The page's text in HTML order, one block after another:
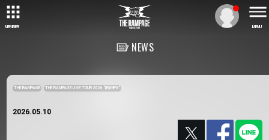
MEMBER MENU
NEWS
THE RAMPAGE THE RAMPAGE LIVE TOUR 2026 "(R)MPG"
2026.05.10